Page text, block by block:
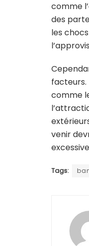
comme
des
les
facteurs.
comme
venir
Tags: